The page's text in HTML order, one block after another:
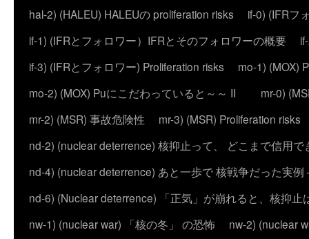
hal-2) (HALEU) HALEUの proliferation risks
if-0) (IFRフ
if-1) (IFRとフォロワー）IFRとそのフォロワーの概要
if-3) (IFRとフォロワー) Proliferation risks
mo-1) (MOX)
mo-2) (MOX) Puにこだわっていると～～ II
mr-0)
mr-2) (MSR) 事故危険性
mr-3) (MSR) Proliferation risks
nd-2) (nuclear deterrence) 核抑止って、 どこまで信用で
nd-4) (nuclear deterrence) あと一歩で 核戦争だった実例
nd-6) (Nuclear deterrence) 「正気」が崩れると、核抑止
nw-1) (nuclear war) 「核の冬」 の恐怖
nw-2) (nuclear